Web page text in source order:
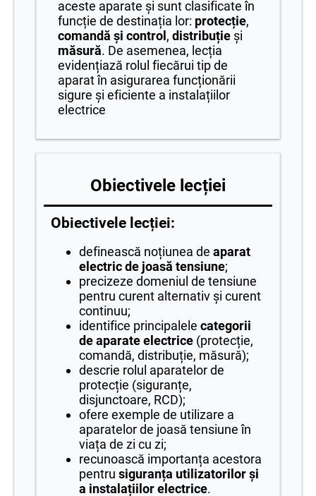
aceste aparate și sunt clasificate în
funcție de destinația lor: protecție,
comandă și control , distribuție și
măsură. De asemenea, lecția
evidențiază rolul fiecărui tip de
aparat în asigurarea funcționării
sigure și eficiente a instalațiilor
electrice
Obiectivele lecției
Obiectivele lecției:
definească noțiunea de aparat
electric de joasă tensiune;
precizeze domeniul de tensiune
pentru curent alternativ și curent
continuu;
identifice principalele categorii
de aparate electrice (protecție,
comandă, distribuție, măsură);
descrie rolul aparatelor de
protecție (siguranțe,
disjunctoare, RCD);
ofere exemple de utilizare a
aparatelor de joasă tensiune în
viața de zi cu zi;
recunoască importanța acestora
pentru siguranța utilizatorilor și
a instalațiilor electrice.